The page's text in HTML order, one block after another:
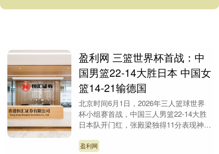
盈利网 三篮世界杯首战：中
国男篮22-14大胜日本 中国女
篮14-21输德国
北京时间6月1日，2026年三人篮球世界
杯小组赛首战，中国三人男篮22-14大胜
日本队开门红，张殿梁独得11分表现神
开门....
盈利网